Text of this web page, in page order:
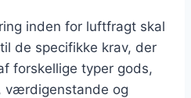
inden for luftfragt skal
de specifikke krav, der
forskellige typer gods,
værdigenstande og